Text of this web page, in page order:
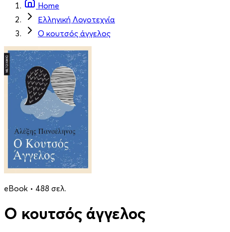
Home
Ελληνική Λογοτεχνία
Ο κουτσός άγγελος
eBook • 488 σελ.
Ο κουτσός άγγελος